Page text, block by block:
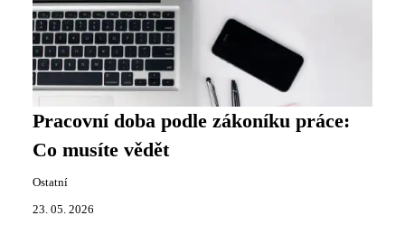
Pracovní doba podle zákoníku práce:
Co musíte vědět
Ostatní
23. 05. 2026